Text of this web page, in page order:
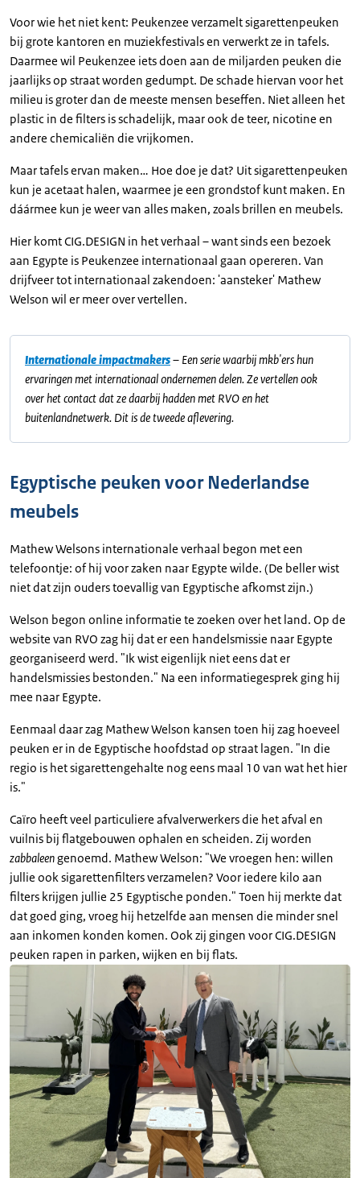
Voor wie het niet kent: Peukenzee verzamelt sigarettenpeuken
bij grote kantoren en muziekfestivals en verwerkt ze in tafels.
Daarmee wil Peukenzee iets doen aan de miljarden peuken die
jaarlijks op straat worden gedumpt. De schade hiervan voor het
milieu is groter dan de meeste mensen beseffen. Niet alleen het
plastic in de filters is schadelijk, maar ook de teer, nicotine en
andere chemicaliën die vrijkomen.
Maar tafels ervan maken… Hoe doe je dat? Uit sigarettenpeuken
kun je acetaat halen, waarmee je een grondstof kunt maken. En
dáármee kun je weer van alles maken, zoals brillen en meubels.
Hier komt CIG.DESIGN in het verhaal – want sinds een bezoek
aan Egypte is Peukenzee internationaal gaan opereren. Van
drijfveer tot internationaal zakendoen: 'aansteker' Mathew
Welson wil er meer over vertellen.
Internationale impactmakers– Een serie waarbij mkb'ers hun
ervaringen met internationaal ondernemen delen. Ze vertellen ook
over het contact dat ze daarbij hadden met RVO en het
buitenlandnetwerk. Dit is de tweede aflevering.
Egyptische peuken voor Nederlandse
meubels
Mathew Welsons internationale verhaal begon met een
telefoontje: of hij voor zaken naar Egypte wilde. (De beller wist
niet dat zijn ouders toevallig van Egyptische afkomst zijn.)
Welson begon online informatie te zoeken over het land. Op de
website van RVO zag hij dat er een handelsmissie naar Egypte
georganiseerd werd. "Ik wist eigenlijk niet eens dat er
handelsmissies bestonden." Na een informatiegesprek ging hij
mee naar Egypte.
Eenmaal daar zag Mathew Welson kansen toen hij zag hoeveel
peuken er in de Egyptische hoofdstad op straat lagen. "In die
regio is het sigarettengehalte nog eens maal 10 van wat het hier
is."
Caïro heeft veel particuliere afvalverwerkers die het afval en
vuilnis bij flatgebouwen ophalen en scheiden. Zij worden
zabbaleengenoemd. Mathew Welson: "We vroegen hen: willen
jullie ook sigarettenfilters verzamelen? Voor iedere kilo aan
filters krijgen jullie 25 Egyptische ponden." Toen hij merkte dat
dat goed ging, vroeg hij hetzelfde aan mensen die minder snel
aan inkomen konden komen. Ook zij gingen voor CIG.DESIGN
peuken rapen in parken, wijken en bij flats.